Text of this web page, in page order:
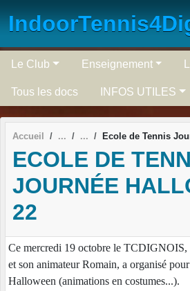
Le Club Enseignement
Tous les docs INFOS UTILES
Accueil Ecole de Tennis
ECOLE DE
JOURNÉE
22
Ce mercredi 19 octobre le TCDIGNOIS,
et son animateur Romain, a organisé
Halloween (animations en costumes...).